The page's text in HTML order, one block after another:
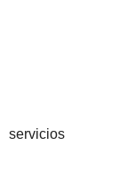
servicios